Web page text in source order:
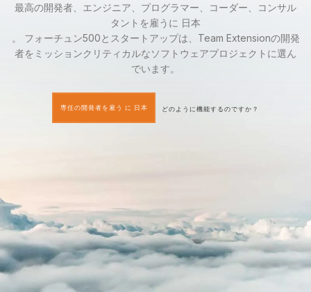
最高の開発者、エンジニア、プログラマー、コーダー、コンサル
タントを雇うに 日本
。 フォーチュン500とスタートアップは、Team Extensionの開発
者をミッションクリティカルなソフトウェアプロジェクトに選ん
でいます。
専任の開発者を雇う に 日本 どのように機能するのですか？